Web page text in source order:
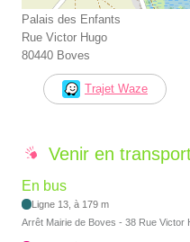
Palais des Enfants
Rue Victor Hugo
80440 Boves
Trajet Waze
Venir en
En bus
Ligne 13, à 179 m
Arrêt Mairie de Boves - 38 Rue Victor